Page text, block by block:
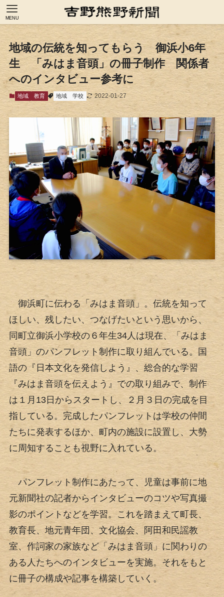
MENU
地域の伝統を知ってもらう 御浜小6年
生 「みはま音頭」の冊子制作 関係者
へのインタビュー参考に
地域 教育 地域 学校 2022-01-27
御浜町に伝わる「みはま音頭」。伝統を知って
ほしい、残したい、つなげたいという思いから、
同町立御浜小学校の６年生34人は現在、「みはま
音頭」のパンフレット制作に取り組んでいる。国
語の『日本文化を発信しよう』、総合的な学習
『みはま音頭を伝えよう』での取り組みで、制作
は１月13日からスタートし、２月３日の完成を目
指している。完成したパンフレットは学校の仲間
たちに発表するほか、町内の施設に設置し、大勢
に周知することも視野に入れている。
パンフレット制作にあたって、児童は事前に地
元新聞社の記者からインタビューのコツや写真撮
影のポイントなどを学習。これを踏まえて町長、
教育長、地元青年団、文化協会、阿田和民謡教
室、作詞家の家族など「みはま音頭」に関わりの
ある人たちへのインタビューを実施。それをもと
に冊子の構成や記事を構築していく。